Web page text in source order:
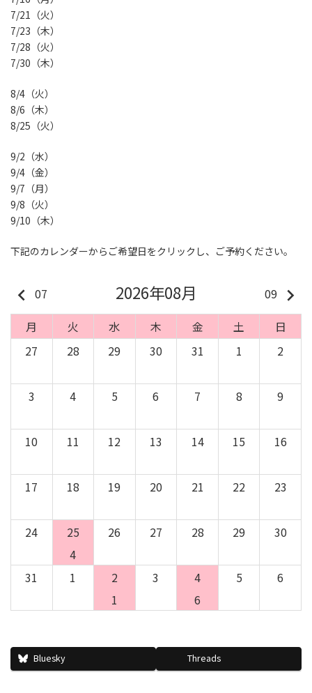
7/21（火）
7/23（木）
7/28（火）
7/30（木）
8/4（火）
8/6（木）
8/25（火）
9/2（水）
9/4（金）
9/7（月）
9/8（火）
9/10（木）
下記のカレンダーからご希望日をクリックし、ご予約ください。
keyboard_arrow_left 07 2026年08月 09 keyboard_arrow_right
月 火 水 木 金 土
日
27
28 29 30 31 1 2
3 4 5 6 7 8 9
10 11 12 13 14 15 16
17 18 19 20 21 22 23
24
25
4
26 27 28 29 30
31 1
2
1
3
4
6
5 6
Bluesky Threads